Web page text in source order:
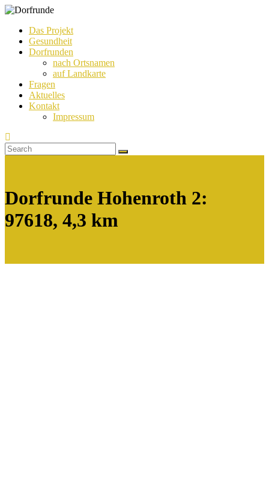
Dorfrunde
Das Projekt
Gesundheit
Dorfrunden
nach Ortsnamen
auf Landkarte
Fragen
Aktuelles
Kontakt
Impressum
Dorfrunde Hohenroth 2:
97618, 4,3 km